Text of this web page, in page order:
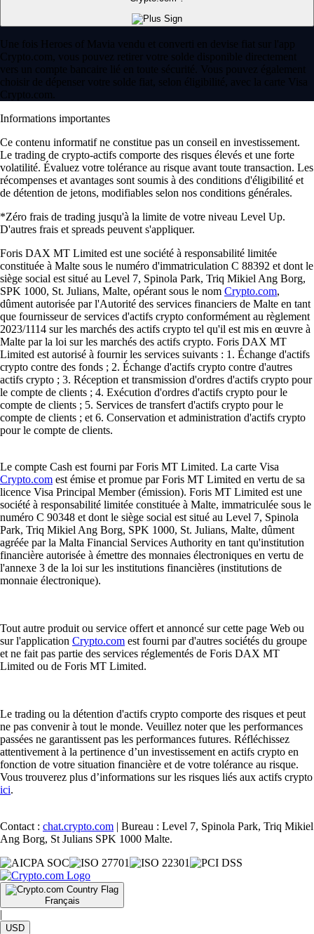
Une fois Heroes of Mavia vendu et converti en devise fiat sur l'app
Crypto.com, vous pouvez retirer votre solde disponible directement
vers un compte bancaire lié en toute sécurité. Vous pouvez également
choisir de dépenser votre solde fiat, selon éligibilité, avec la carte Visa
Crypto.com.
Informations importantes
Ce contenu informatif ne constitue pas un conseil en investissement.
Le trading de crypto-actifs comporte des risques élevés et une forte
volatilité. Évaluez votre tolérance au risque avant toute transaction. Les
récompenses et avantages sont soumis à des conditions d'éligibilité et
de détention de jetons, modifiables selon nos conditions générales.
*Zéro frais de trading jusqu'à la limite de votre niveau Level Up.
D'autres frais et spreads peuvent s'appliquer.
Foris DAX MT Limited est une société à responsabilité limitée
constituée à Malte sous le numéro d'immatriculation C 88392 et dont le
siège social est situé au Level 7, Spinola Park, Triq Mikiel Ang Borg,
SPK 1000, St. Julians, Malte, opérant sous le nom Crypto.com,
dûment autorisée par l'Autorité des services financiers de Malte en tant
que fournisseur de services d'actifs crypto conformément au règlement
2023/1114 sur les marchés des actifs crypto tel qu'il est mis en œuvre à
Malte par la loi sur les marchés des actifs crypto. Foris DAX MT
Limited est autorisé à fournir les services suivants : 1. Échange d'actifs
crypto contre des fonds ; 2. Échange d'actifs crypto contre d'autres
actifs crypto ; 3. Réception et transmission d'ordres d'actifs crypto pour
le compte de clients ; 4. Exécution d'ordres d'actifs crypto pour le
compte de clients ; 5. Services de transfert d'actifs crypto pour le
compte de clients ; et 6. Conservation et administration d'actifs crypto
pour le compte de clients.
Le compte Cash est fourni par Foris MT Limited. La carte Visa
Crypto.com est émise et promue par Foris MT Limited en vertu de sa
licence Visa Principal Member (émission). Foris MT Limited est une
société à responsabilité limitée constituée à Malte, immatriculée sous le
numéro C 90348 et dont le siège social est situé au Level 7, Spinola
Park, Triq Mikiel Ang Borg, SPK 1000, St. Julians, Malte, dûment
agréée par la Malta Financial Services Authority en tant qu'institution
financière autorisée à émettre des monnaies électroniques en vertu de
l'annexe 3 de la loi sur les institutions financières (institutions de
monnaie électronique).
Tout autre produit ou service offert et annoncé sur cette page Web ou
sur l'application Crypto.com est fourni par d'autres sociétés du groupe
et ne fait pas partie des services réglementés de Foris DAX MT
Limited ou de Foris MT Limited.
Le trading ou la détention d'actifs crypto comporte des risques et peut
ne pas convenir à tout le monde. Veuillez noter que les performances
passées ne garantissent pas les performances futures. Réfléchissez
attentivement à la pertinence d’un investissement en actifs crypto en
fonction de votre situation financière et de votre tolérance au risque.
Vous trouverez plus d’informations sur les risques liés aux actifs crypto
ici.
Contact : chat.crypto.com | Bureau : Level 7, Spinola Park, Triq Mikiel
Ang Borg, St Julians SPK 1000 Malte.
Français
|
USD